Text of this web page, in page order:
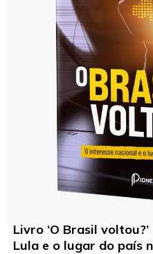
Livro ‘O Brasil
Lula e o lugar do país